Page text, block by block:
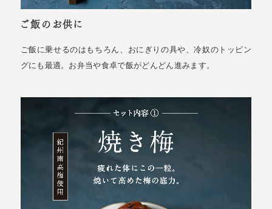
ご飯のお供に
ご飯に乗せるのはもちろん、おにぎりの具や、冷奴のトッピン
グにも最適。お弁当や食卓で飯がどんどん進みます。